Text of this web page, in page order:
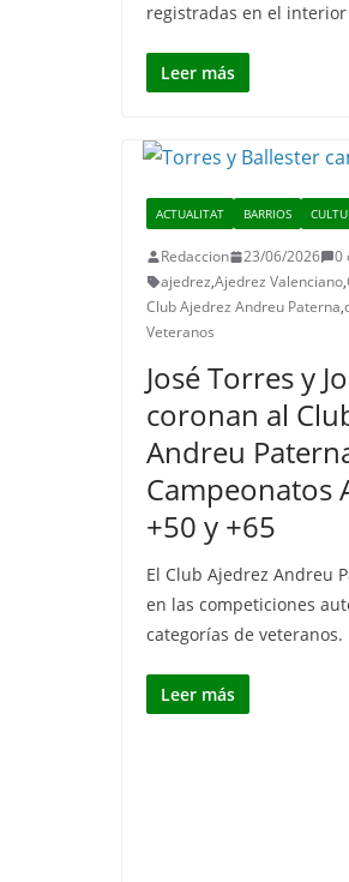
registradas en el
Leer más
ACTUALITAT BARRIOS
Redaccion 23/06/2026
0
ajedrez,Ajedrez Valenciano,
Club Ajedrez Andreu Paterna,
Veteranos
José Torres y
coronan al
Andreu
Campeonatos
+50 y +65
El Club Ajedrez Andreu
en las competiciones
categorías de veteranos.
Leer más